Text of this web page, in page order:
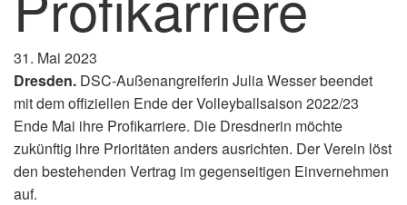
31. Mai 2023
Dresden. DSC-Außenangreiferin Julia Wesser beendet
mit dem offiziellen Ende der Volleyballsaison 2022/23
Ende Mai ihre Profikarriere. Die Dresdnerin möchte
zukünftig ihre Prioritäten anders ausrichten. Der Verein löst
den bestehenden Vertrag im gegenseitigen Einvernehmen
auf.